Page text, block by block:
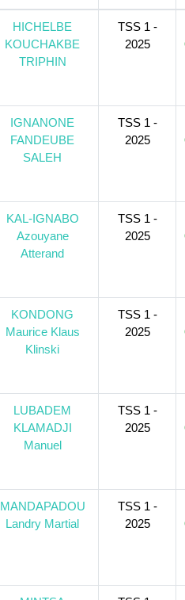
HICHELBE
KOUCHAKBE
TRIPHIN
TSS 1 -
2025
IGNANONE
FANDEUBE
SALEH
TSS 1 -
2025
KAL-IGNABO
Azouyane
Atterand
TSS 1 -
2025
KONDONG
Maurice Klaus
Klinski
TSS 1 -
2025
LUBADEM
KLAMADJI
Manuel
TSS 1 -
2025
MANDAPADOU
Landry Martial
TSS 1 -
2025